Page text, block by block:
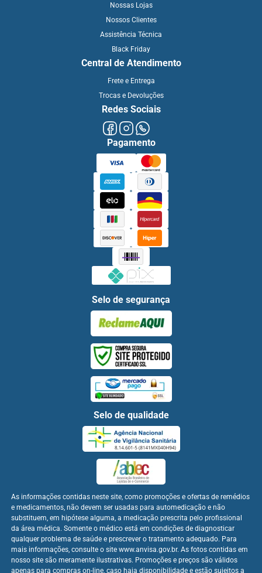
Nossas Lojas
Nossos Clientes
Assistência Técnica
Black Friday
Central de Atendimento
Frete e Entrega
Trocas e Devoluções
Redes Sociais
Pagamento
Selo de segurança
Selo de qualidade
As informações contidas neste site, como promoções e ofertas de remédios
e medicamentos, não devem ser usadas para automedicação e não
substituem, em hipótese alguma, a medicação prescrita pelo profissional
da área médica. Somente o médico está em condições de diagnosticar
qualquer problema de saúde e prescrever o tratamento adequado. Para
mais informações, consulte o site www.anvisa.gov.br. As fotos contidas em
nosso site são meramente ilustrativas. Promoções e preços são válidos
apenas para compras on-line, caso haja disponibilidade e estão sujeitos a